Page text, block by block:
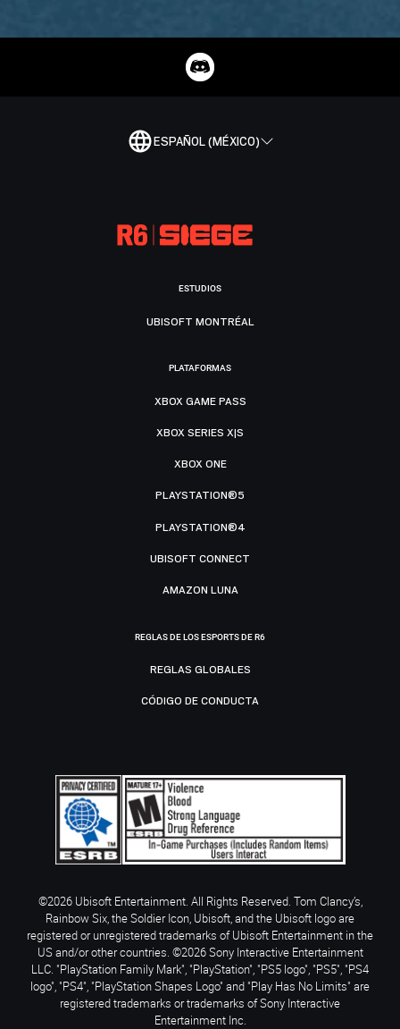
ESPAÑOL (MÉXICO)
ESTUDIOS
UBISOFT MONTRÉAL
PLATAFORMAS
XBOX GAME PASS
XBOX SERIES X|S
XBOX ONE
PLAYSTATION®5
PLAYSTATION®4
UBISOFT CONNECT
AMAZON LUNA
REGLAS DE LOS ESPORTS DE R6
REGLAS GLOBALES
CÓDIGO DE CONDUCTA
©2026 Ubisoft Entertainment. All Rights Reserved. Tom Clancy’s,
Rainbow Six, the Soldier Icon, Ubisoft, and the Ubisoft logo are
registered or unregistered trademarks of Ubisoft Entertainment in the
US and/or other countries. ©2026 Sony Interactive Entertainment
LLC. "PlayStation Family Mark", "PlayStation", "PS5 logo", "PS5", "PS4
logo", "PS4", "PlayStation Shapes Logo" and "Play Has No Limits" are
registered trademarks or trademarks of Sony Interactive
Entertainment Inc.